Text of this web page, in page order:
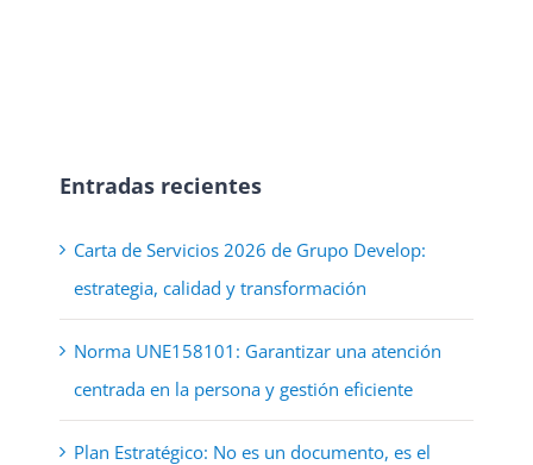
Entradas recientes
Carta de Servicios 2026 de Grupo Develop:
estrategia, calidad y transformación
Norma UNE158101: Garantizar una atención
centrada en la persona y gestión eficiente
Plan Estratégico: No es un documento, es el